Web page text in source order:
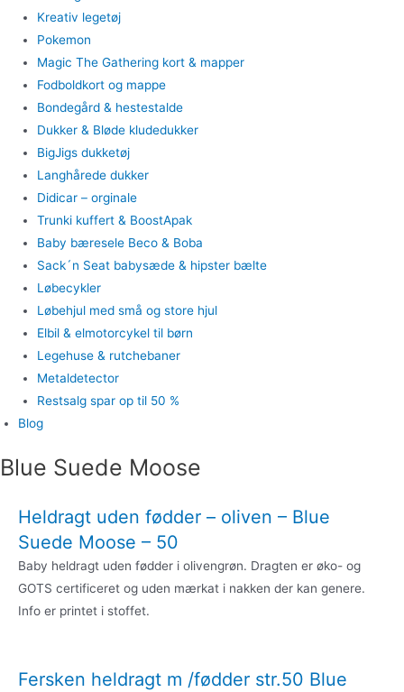
Kreativ legetøj
Pokemon
Magic The Gathering kort & mapper
Fodboldkort og mappe
Bondegård & hestestalde
Dukker & Bløde kludedukker
BigJigs dukketøj
Langhårede dukker
Didicar – orginale
Trunki kuffert & BoostApak
Baby bæresele Beco & Boba
Sack´n Seat babysæde & hipster bælte
Løbecykler
Løbehjul med små og store hjul
Elbil & elmotorcykel til børn
Legehuse & rutchebaner
Metaldetector
Restsalg spar op til 50 %
Blog
Blue Suede Moose
Heldragt uden fødder – oliven – Blue
Suede Moose – 50
Baby heldragt uden fødder i olivengrøn. Dragten er øko- og
GOTS certificeret og uden mærkat i nakken der kan genere.
Info er printet i stoffet.
Fersken heldragt m /fødder str.50 Blue